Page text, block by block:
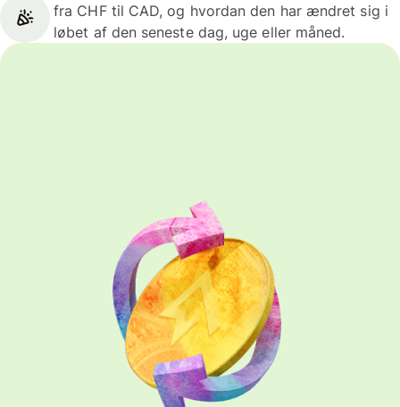
fra CHF til CAD, og hvordan den har ændret sig i
løbet af den seneste dag, uge eller måned.